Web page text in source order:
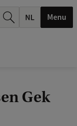
Menu
Gek